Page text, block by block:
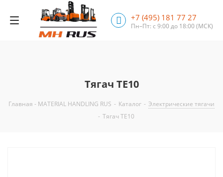
+7 (495) 181 77 27
Пн–Пт: с 9:00 до 18:00(МСК)
Тягач TE10
Главная - MATERIAL HANDLING RUS - Каталог - Электрические тягачи
- Тягач TE10